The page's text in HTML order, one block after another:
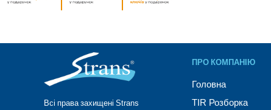
Всі права захищені Strans®
ПРО КОМПАНІЮ
Головна
TIR Розборка